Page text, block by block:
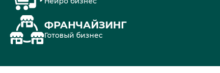
ФРАНЧАЙЗИНГ
Готовый бизнес